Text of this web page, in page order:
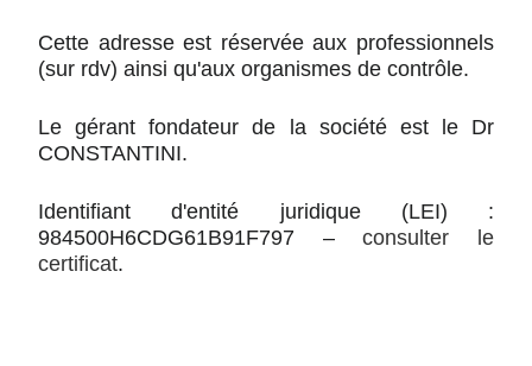
Cette adresse est réservée aux professionnels
(sur rdv) ainsi qu'aux organismes de contrôle.
Le gérant fondateur de la société est le Dr
CONSTANTINI.
Identifiant d'entité juridique (LEI) :
984500H6CDG61B91F797 –consulter le
certificat.